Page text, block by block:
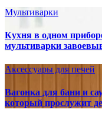
Мультиварки
Кухня в одном
мультиварки
Аксессуары для печей
Вагонка для бани и
который прослужит